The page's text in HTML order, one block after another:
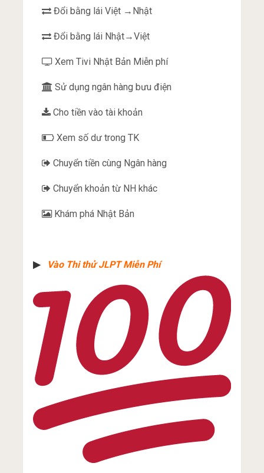
Đổi bằng lái Việt →Nhật
Đổi bằng lái Nhật→Việt
Xem Tivi Nhật Bản Miễn phí
Sử dụng ngân hàng bưu điện
Cho tiền vào tài khoản
Xem số dư trong TK
Chuyển tiền cùng Ngân hàng
Chuyển khoản từ NH khác
Khám phá Nhật Bản
▶︎ Vào Thi thử JLPT Miễn Phí